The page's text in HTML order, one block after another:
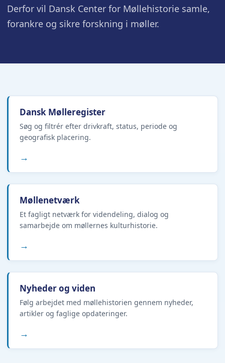
Derfor vil Dansk Center for Møllehistorie samle,
forankre og sikre forskning i møller.
Dansk Mølleregister
Søg og filtrér efter drivkraft, status, periode og
geografisk placering.
→
Møllenetværk
Et fagligt netværk for videndeling, dialog og
samarbejde om møllernes kulturhistorie.
→
Nyheder og viden
Følg arbejdet med møllehistorien gennem nyheder,
artikler og faglige opdateringer.
→